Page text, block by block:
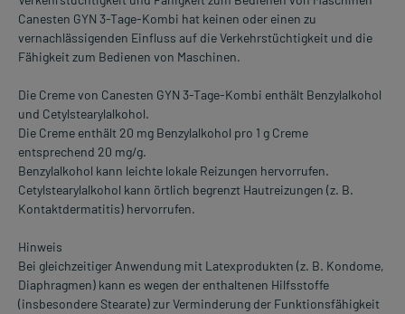
Canesten GYN 3-Tage-Kombi hat keinen oder einen zu
vernachlässigenden Einfluss auf die Verkehrstüchtigkeit und die
Fähigkeit zum Bedienen von Maschinen.
Die Creme von Canesten GYN 3-Tage-Kombi enthält Benzylalkohol
und Cetylstearylalkohol.
Die Creme enthält 20 mg Benzylalkohol pro 1 g Creme
entsprechend 20 mg/g.
Benzylalkohol kann leichte lokale Reizungen hervorrufen.
Cetylstearylalkohol kann örtlich begrenzt Hautreizungen (z. B.
Kontaktdermatitis) hervorrufen.
Hinweis
Bei gleichzeitiger Anwendung mit Latexprodukten (z. B. Kondome,
Diaphragmen) kann es wegen der enthaltenen Hilfsstoffe
(insbesondere Stearate) zur Verminderung der Funktionsfähigkeit